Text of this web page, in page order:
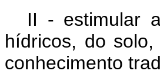
II - estimular
hídricos, do
conhecimento